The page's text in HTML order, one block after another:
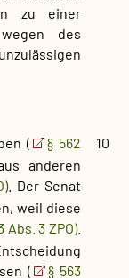
zu einer
des
10
(
§ 562
anderen
. Der Senat
weil diese
Abs. 3 ZPO).
(
§ 563